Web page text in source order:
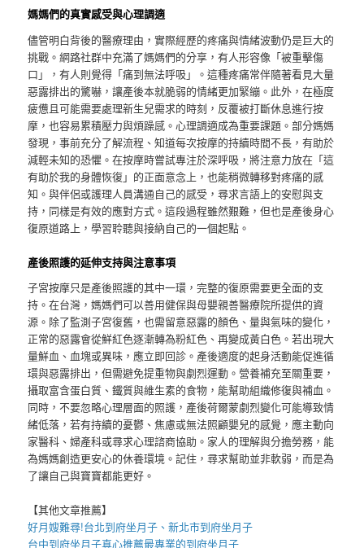
媽媽們的真實感受與心理調適
儘管明白背後的醫療理由，實際經歷的疼痛與情緒波動仍是巨大的
挑戰。網路社群中充滿了媽媽們的分享，有人形容像「被重擊傷
口」，有人則覺得「痛到無法呼吸」。這種疼痛常伴隨著看見大量
惡露排出的驚嚇，讓產後本就脆弱的情緒更加緊繃。此外，在極度
疲憊且可能需要處理新生兒需求的時刻，反覆被打斷休息進行按
摩，也容易累積壓力與煩躁感。心理調適成為重要課題。部分媽媽
發現，事前充分了解流程、知道每次按摩的持續時間不長，有助於
減輕未知的恐懼。在按摩時嘗試專注於深呼吸，將注意力放在「這
有助於我的身體恢復」的正面意念上，也能稍微轉移對疼痛的感
知。與伴侶或護理人員溝通自己的感受，尋求言語上的安慰與支
持，同樣是有效的應對方式。這段過程雖然艱難，但也是產後身心
復原道路上，學習聆聽與接納自己的一個起點。
產後照護的延伸支持與注意事項
子宮按摩只是產後照護的其中一環，完整的復原需要更全面的支
持。在台灣，媽媽們可以善用健保與母嬰親善醫療院所提供的資
源。除了監測子宮復舊，也需留意惡露的顏色、量與氣味的變化，
正常的惡露會從鮮紅色逐漸轉為粉紅色、再變成黃白色。若出現大
量鮮血、血塊或異味，應立即回診。產後適度的起身活動能促進循
環與惡露排出，但需避免提重物與劇烈運動。營養補充至關重要，
攝取富含蛋白質、鐵質與維生素的食物，能幫助組織修復與補血。
同時，不要忽略心理層面的照護，產後荷爾蒙劇烈變化可能導致情
緒低落，若有持續的憂鬱、焦慮或無法照顧嬰兒的感覺，應主動向
家醫科、婦產科或尋求心理諮商協助。家人的理解與分擔勞務，能
為媽媽創造更安心的休養環境。記住，尋求幫助並非軟弱，而是為
了讓自己與寶寶都能更好。
【其他文章推薦】
好月嫂難尋!台北到府坐月子 、新北市到府坐月子
台中到府坐月子真心推薦最專業的到府坐月子